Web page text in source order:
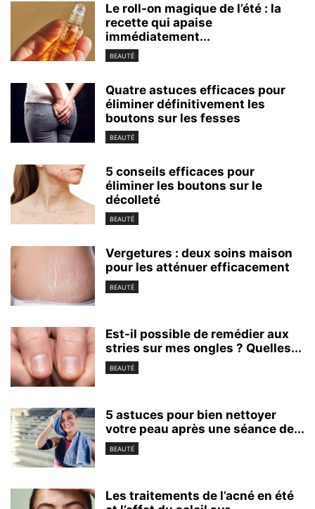
Le roll-on magique de l’été : la
recette qui apaise
immédiatement...
BEAUTÉ
Quatre astuces efficaces pour
éliminer définitivement les
boutons sur les fesses
BEAUTÉ
5 conseils efficaces pour
éliminer les boutons sur le
décolleté
BEAUTÉ
Vergetures : deux soins maison
pour les atténuer efficacement
BEAUTÉ
Est-il possible de remédier aux
stries sur mes ongles ? Quelles...
BEAUTÉ
5 astuces pour bien nettoyer
votre peau après une séance de...
BEAUTÉ
Les traitements de l’acné en été